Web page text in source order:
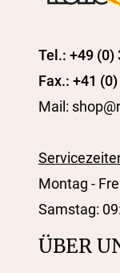
Tel.: +49 (0)
Fax.: +41
Mail:
Montag -
Samstag:
ÜBER